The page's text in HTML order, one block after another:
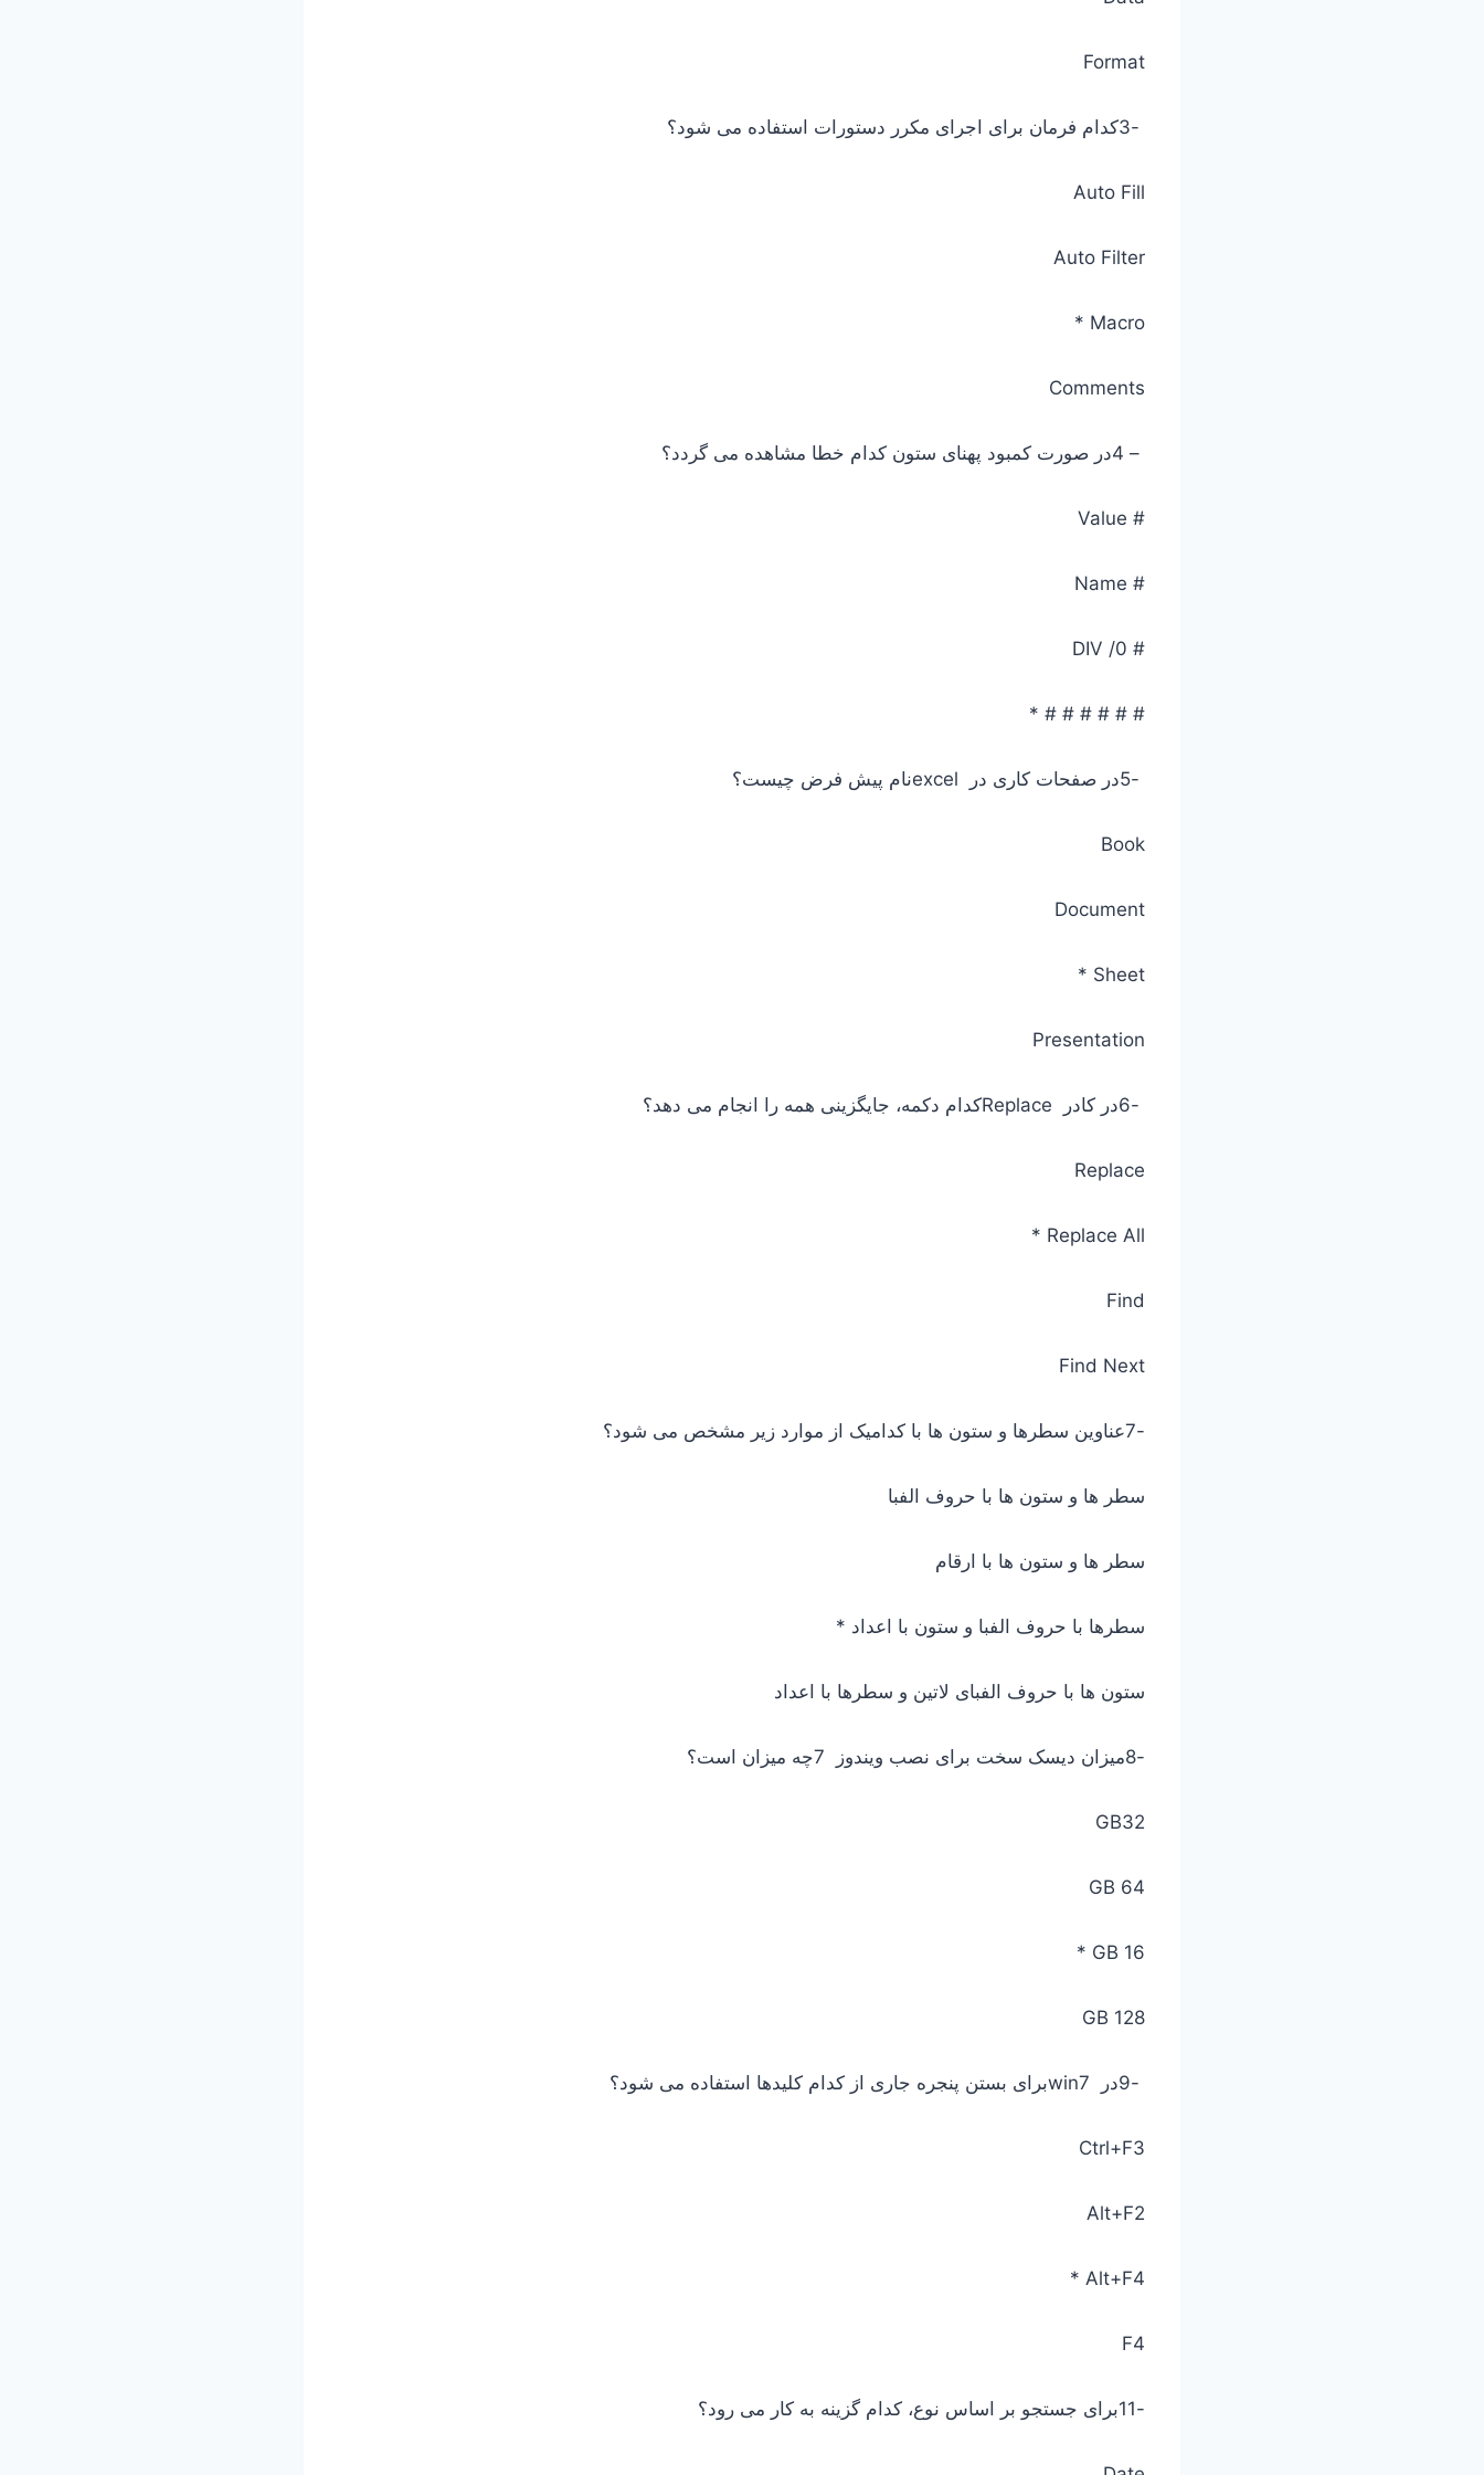
Format
-3کدام فرمان برای اجرای مکرر دستورات استفاده می شود؟
Auto Fill
Auto Filter
Macro *
Comments
– 4در صورت کمبود پهنای ستون کدام خطا مشاهده می گردد؟
# Value
# Name
# DIV /0
# # # # # # *
-5در صفحات کاری در excelنام پیش فرض چیست؟
Book
Document
Sheet *
Presentation
-6در کادر Replaceکدام دکمه، جایگزینی همه را انجام می دهد؟
Replace
Replace All *
Find
Find Next
-7عناوین سطرها و ستون ها با کدامیک از موارد زیر مشخص می شود؟
سطر ها و ستون ها با حروف الفبا
سطر ها و ستون ها با ارقام
سطرها با حروف الفبا و ستون با اعداد *
ستون ها با حروف الفبای لاتین و سطرها با اعداد
-8میزان دیسک سخت برای نصب ویندوز 7چه میزان است؟
GB32
64 GB
16 GB *
128 GB
-9در win7برای بستن پنجره جاری از کدام کلیدها استفاده می شود؟
Ctrl+F3
Alt+F2
Alt+F4 *
F4
-11برای جستجو بر اساس نوع، کدام گزینه به کار می رود؟